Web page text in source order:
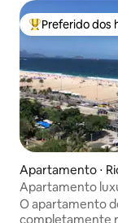
Entre os
Preferido dos
Apartamento ⋅
ro
Apartamento
mar em
O apartamento
completamente